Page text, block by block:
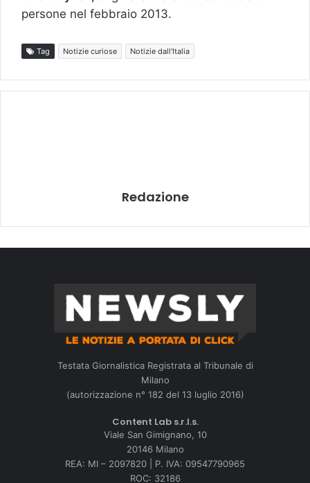
persone nel febbraio 2013.
Tag Notizie curiose Notizie dall'Italia
Redazione
Testata Giornalistica Registrata al Tribunale di
Milano
(autorizzazione n° 182 del 13 luglio 2016)
Content Lab s.r.l.s.
Viale San Gimignano, 10
20146 Milano
REA: MI – 2097820 | P. IVA: 09547790965
ROC: 32186